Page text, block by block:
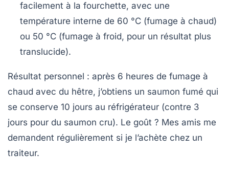
facilement à la fourchette, avec une
température interne de 60 °C (fumage à chaud)
ou 50 °C (fumage à froid, pour un résultat plus
translucide).
Résultat personnel : après 6 heures de fumage à
chaud avec du hêtre, j’obtiens un saumon fumé qui
se conserve 10 jours au réfrigérateur (contre 3
jours pour du saumon cru). Le goût ? Mes amis me
demandent régulièrement si je l’achète chez un
traiteur.